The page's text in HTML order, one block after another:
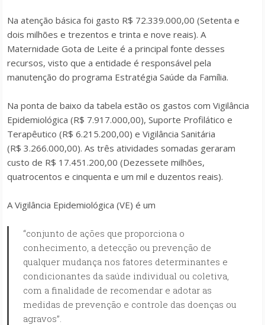
Na atenção básica foi gasto R$ 72.339.000,00 (Setenta e
dois milhões e trezentos e trinta e nove reais). A
Maternidade Gota de Leite é a principal fonte desses
recursos, visto que a entidade é responsável pela
manutenção do programa Estratégia Saúde da Família.
Na ponta de baixo da tabela estão os gastos com Vigilância
Epidemiológica (R$ 7.917.000,00), Suporte Profilático e
Terapêutico (R$ 6.215.200,00) e Vigilância Sanitária
(R$ 3.266.000,00). As três atividades somadas geraram
custo de R$ 17.451.200,00 (Dezessete milhões,
quatrocentos e cinquenta e um mil e duzentos reais).
A Vigilância Epidemiológica (VE) é um
“conjunto de ações que proporciona o
conhecimento, a detecção ou prevenção de
qualquer mudança nos fatores determinantes e
condicionantes da saúde individual ou coletiva,
com a finalidade de recomendar e adotar as
medidas de prevenção e controle das doenças ou
agravos”.